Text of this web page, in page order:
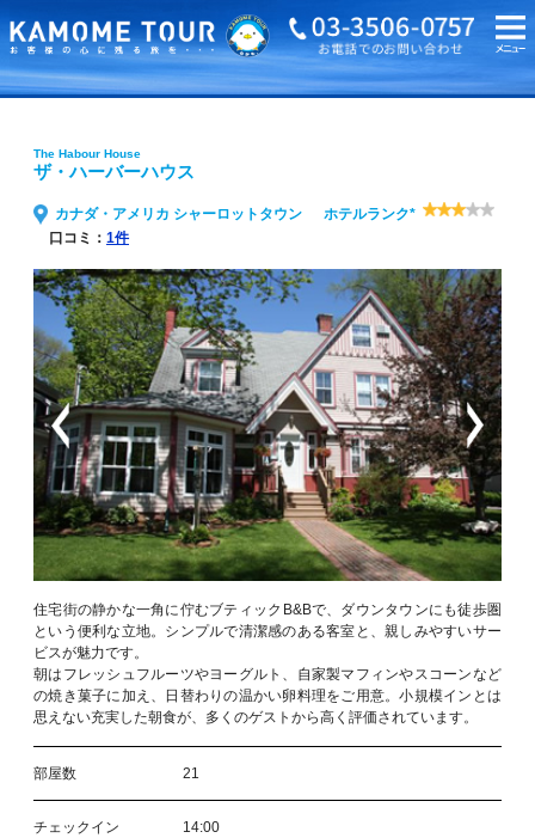
海外旅行・ツアーTOP The Habour House ザ・ハーバーハウス
The Habour House
ザ・ハーバーハウス
カナダ・アメリカ シャーロットタウン
ホテルランク*
口コミ： 1件
住宅街の静かな一角に佇むブティックB&Bで、ダウンタウンにも徒歩圏
という便利な立地。シンプルで清潔感のある客室と、親しみやすいサー
ビスが魅力です。
朝はフレッシュフルーツやヨーグルト、自家製マフィンやスコーンなど
の焼き菓子に加え、日替わりの温かい卵料理をご用意。小規模インとは
思えない充実した朝食が、多くのゲストから高く評価されています。
部屋数 21
チェックイン 14:00